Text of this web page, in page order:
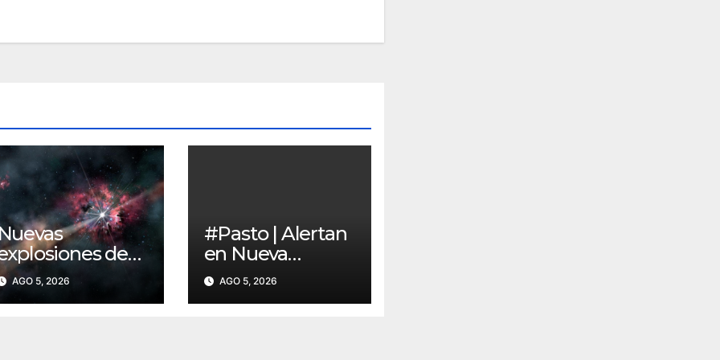
Nuevas
de
gamma
a
AGO 5, 2026
#Pasto | Alertan
en Nueva
Aranda por
presuntas
AGO 5, 2026